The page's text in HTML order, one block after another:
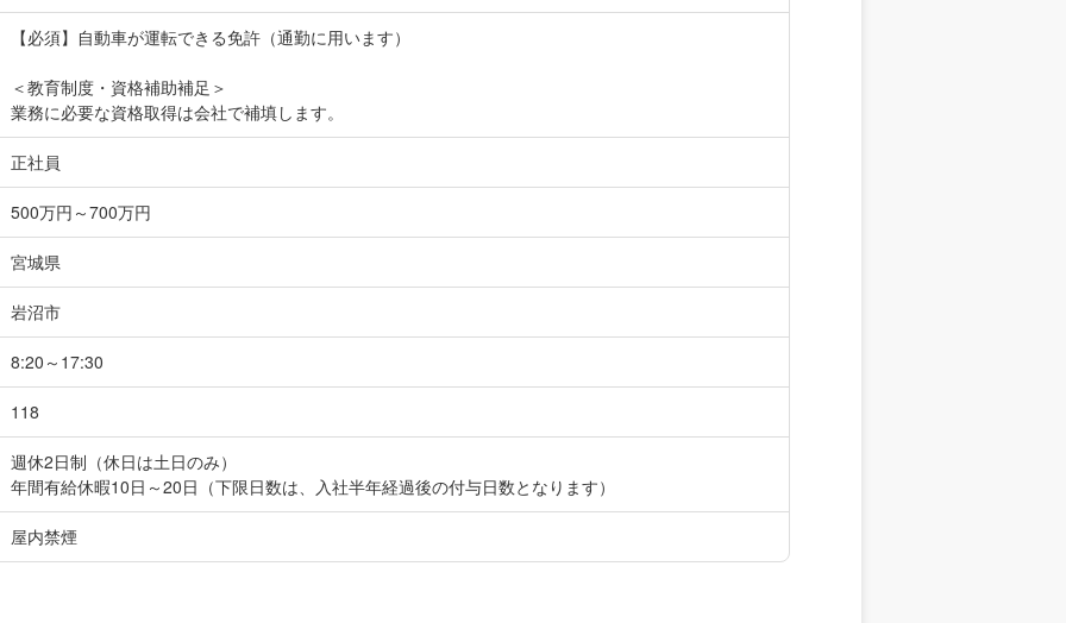
【必須】自動車が運転できる免許（通勤に用います）
＜教育制度・資格補助補足＞
業務に必要な資格取得は会社で補填します。
正社員
500万円～700万円
宮城県
岩沼市
8:20～17:30
118
週休2日制（休日は土日のみ）
年間有給休暇10日～20日（下限日数は、入社半年経過後の付与日数となります）
屋内禁煙